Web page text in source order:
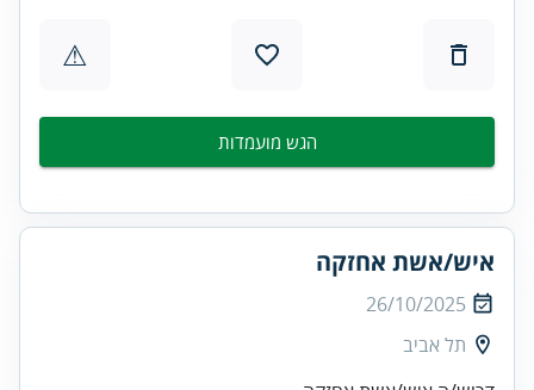
⚠
הגש מועמדות
איש/אשת אחזקה
26/10/2025
תל אביב